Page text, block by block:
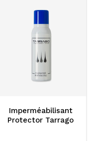
Imperméabilisant
Protector Tarrago